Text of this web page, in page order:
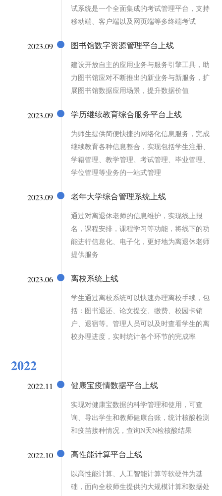
试系统是一个全面集成的考试管理平台，支持
移动端、客户端以及网页端等多终端考试
2023.09 图书馆数字资源管理平台上线
建设开放自主的应用业务与服务引擎工具，助
力图书馆应对不断推出的新业务与新服务，扩
展图书馆数据应用场景，提升数据价值
2023.09 学历继续教育综合服务平台上线
为师生提供简便快捷的网络化信息服务，完成
继续教育各种信息整合，实现包括学生注册、
学籍管理、教学管理、考试管理、毕业管理、
学位管理等业务的一站式管理
2023.09 老年大学综合管理系统上线
通过对离退休老师的信息维护，实现线上报
名，课程安排，课程学习等功能，将线下的功
能进行信息化、电子化，更好地为离退休老师
提供服务
2023.06 离校系统上线
学生通过离校系统可以快速办理离校手续，包
括：图书退还、论文提交、缴费、校园卡销
户、退宿等。管理人员可以及时查看学生的离
校办理进度，实时统计各个环节的完成率
2022
2022.11 健康宝疫情数据平台上线
实现对健康宝数据的科学管理和使用，可查
询、导出学生和教师健康台账，统计核酸检测
和疫苗接种情况，查询N天N检核酸结果
2022.10 高性能计算平台上线
以高性能计算、人工智能计算等软硬件为基
础，面向全校师生提供的大规模计算和数据处